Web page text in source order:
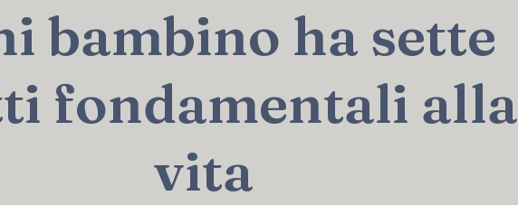
bambino ha sette
fondamentali alla
vita